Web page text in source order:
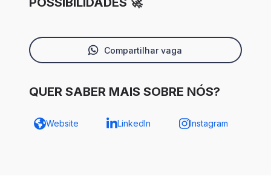
Compartilhar vaga
QUER SABER MAIS SOBRE NÓS?
Website LinkedIn Instagram